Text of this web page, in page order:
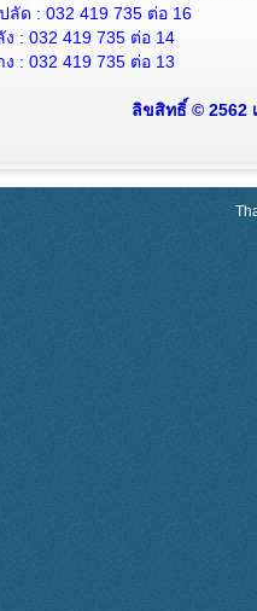
ลัด : 032 419 735 ต่อ 16
ง : 032 419 735 ต่อ 14
ง : 032 419 735 ต่อ 13
ลิขสิทธิ์ © 2562